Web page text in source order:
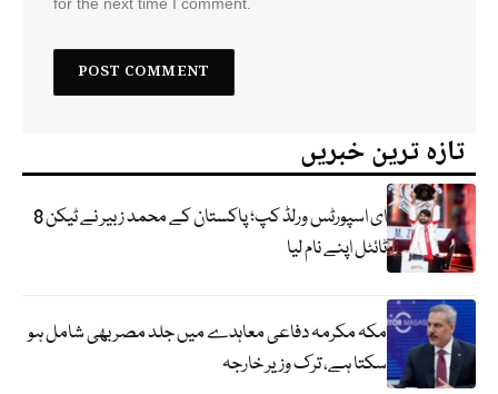
تازہ ترین خبریں
ای اسپورٹس ورلڈ کپ؛ پاکستان کے محمد زبیر نے ٹیکن 8
ٹائٹل اپنے نام لیا
مکہ مکرمہ دفاعی معاہدے میں جلد مصر بھی شامل ہو
سکتا ہے، ترک وزیر خارجہ